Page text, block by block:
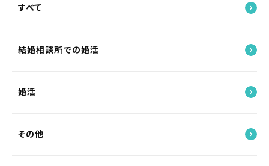
すべて
結婚相談所での婚活
婚活
その他